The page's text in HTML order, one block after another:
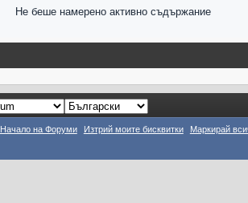
Не беше намерено активно съдържание
Начало на Форуми Изтрий моите бисквитки Маркирай